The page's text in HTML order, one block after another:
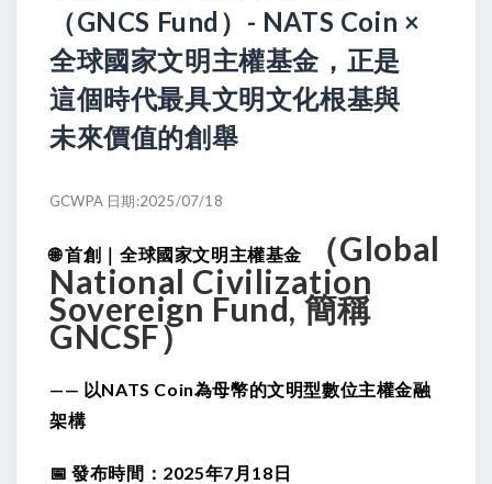
（GNCS Fund）- NATS Coin ×
全球國家文明主權基金，正是
這個時代最具文明文化根基與
未來價值的創舉
GCWPA 日期:2025/07/18
🌐首創｜全球國家文明主權基金
（Global
National Civilization
Sovereign Fund, 簡稱
GNCSF）
—— 以NATS Coin為母幣的文明型數位主權金融
架構
📅 發布時間：2025年7月18日